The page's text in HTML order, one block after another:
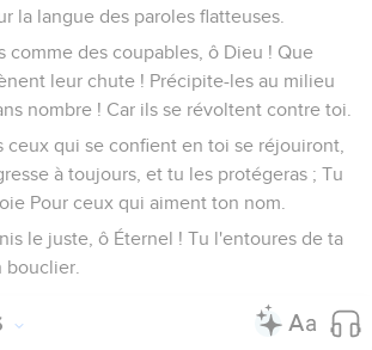
la langue des paroles flatteuses.
comme des coupables, ô Dieu ! Que
leur chute ! Précipite-les au milieu
nombre ! Car ils se révoltent contre toi.
ceux qui se confient en toi se réjouiront,
à toujours, et tu les protégeras ; Tu
Pour ceux qui aiment ton nom.
le juste, ô Éternel ! Tu l'entoures de ta
bouclier.